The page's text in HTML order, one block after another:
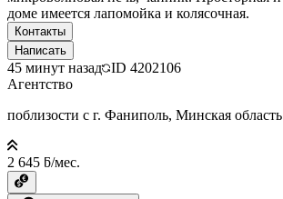
доме имеется лапомойка и колясочная.
Контакты
Написать
45 минут назад ID 4202106
Агентство
поблизости с г. Фаниполь, Минская область
2 645 ƃ/мес.